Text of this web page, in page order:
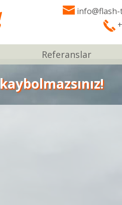
Referanslar
kaybolmazsınız!